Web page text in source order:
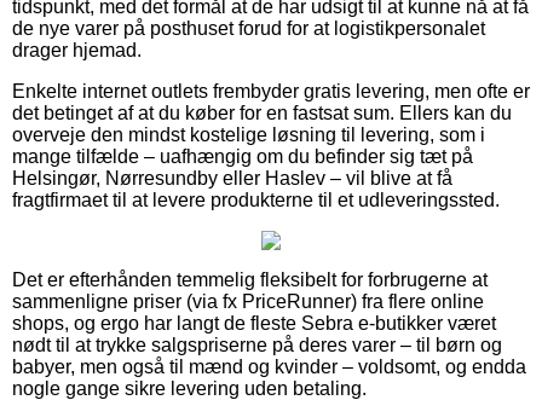
tidspunkt, med det formål at de har udsigt til at kunne nå at få
de nye varer på posthuset forud for at logistikpersonalet
drager hjemad.
Enkelte internet outlets frembyder gratis levering, men ofte er
det betinget af at du køber for en fastsat sum. Ellers kan du
overveje den mindst kostelige løsning til levering, som i
mange tilfælde – uafhængig om du befinder sig tæt på
Helsingør, Nørresundby eller Haslev – vil blive at få
fragtfirmaet til at levere produkterne til et udleveringssted.
Det er efterhånden temmelig fleksibelt for forbrugerne at
sammenligne priser (via fx PriceRunner) fra flere online
shops, og ergo har langt de fleste Sebra e-butikker været
nødt til at trykke salgspriserne på deres varer – til børn og
babyer, men også til mænd og kvinder – voldsomt, og endda
nogle gange sikre levering uden betaling.